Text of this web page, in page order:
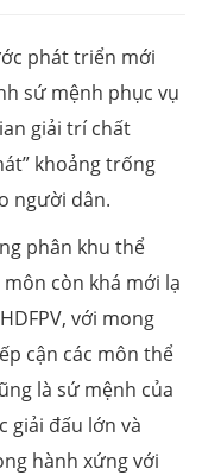
phát triển mới
sứ mệnh phục vụ
giải trí chất
khoảng trống
người dân.
phân khu thể
còn khá mới lạ
với mong
cận các môn thể
là sứ mệnh của
giải đấu lớn và
hành xứng với